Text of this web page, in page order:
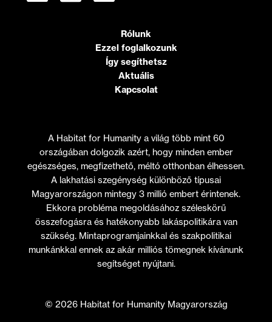
Rólunk
Ezzel foglalkozunk
Így segíthetsz
Aktuális
Kapcsolat
A Habitat for Humanity a világ több mint 60
országában dolgozik azért, hogy minden ember
egészséges, megfizethető, méltó otthonban élhessen.
A lakhatási szegénység különböző típusai
Magyarországon mintegy 3 millió embert érintenek.
Ekkora probléma megoldásához széleskörű
összefogásra és hatékonyabb lakáspolitikára van
szükség. Mintaprogramjainkkal és szakpolitikai
munkánkkal ennek az akár milliós tömegnek kívánunk
segítséget nyújtani.
© 2026 Habitat for Humanity Magyarország